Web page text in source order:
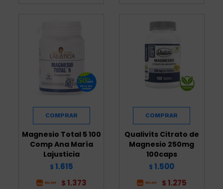
Magnesio Total 5 100
Comp Ana María
Lajusticia
$ 1.615
$ 1.373
Qualivits Citrato de
Magnesio 250mg
100caps
$ 1.500
$ 1.275